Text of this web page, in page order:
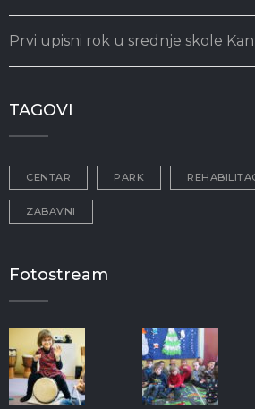
Prvi upisni rok u srednje skole
TAGOVI
CENTAR PARK
ZABAVNI
Fotostream